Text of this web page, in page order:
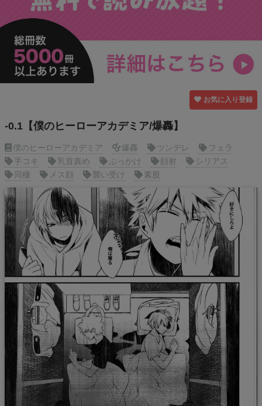
お気に入り登録
-0.1【僕のヒーローアカデミア/爆轟】
僕のヒーローアカデミア 爆轟 ツンデレ
フェラ
手コキ
乳首責め ぶっかけ 顔射
シリアス
同棲
メス顔 襲い受け 素股